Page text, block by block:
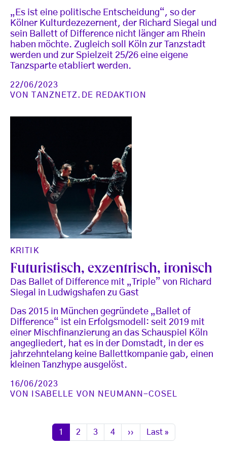
„Es ist eine politische Entscheidung“, so der
Kölner Kulturdezezernent, der Richard Siegal und
sein Ballett of Difference nicht länger am Rhein
haben möchte. Zugleich soll Köln zur Tanzstadt
werden und zur Spielzeit 25/26 eine eigene
Tanzsparte etabliert werden.
22/06/2023
VON
TANZNETZ.DE REDAKTION
KRITIK
Futuristisch, exzentrisch, ironisch
Das Ballet of Difference mit „Triple” von Richard
Siegal in Ludwigshafen zu Gast
Das 2015 in München gegründete „Ballet of
Difference“ ist ein Erfolgsmodell: seit 2019 mit
einer Mischfinanzierung an das Schauspiel Köln
angegliedert, hat es in der Domstadt, in der es
jahrzehntelang keine Ballettkompanie gab, einen
kleinen Tanzhype ausgelöst.
16/06/2023
VON
ISABELLE VON NEUMANN-COSEL
Seitennummerierung
Seite
1 Seite
2 Seite
3 Seite
4 Nächste Seite
›› Letzte Seite
Last »